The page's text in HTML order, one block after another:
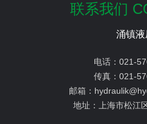
联系我们
涌镇液
电话： 021-
传真： 021-
邮箱：
地址： 上海市松江